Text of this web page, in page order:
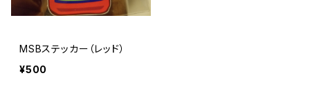
MSBステッカー（レッド）
¥500